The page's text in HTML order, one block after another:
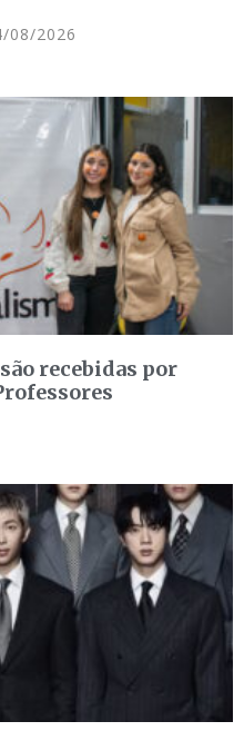
08/2026
recebidas por